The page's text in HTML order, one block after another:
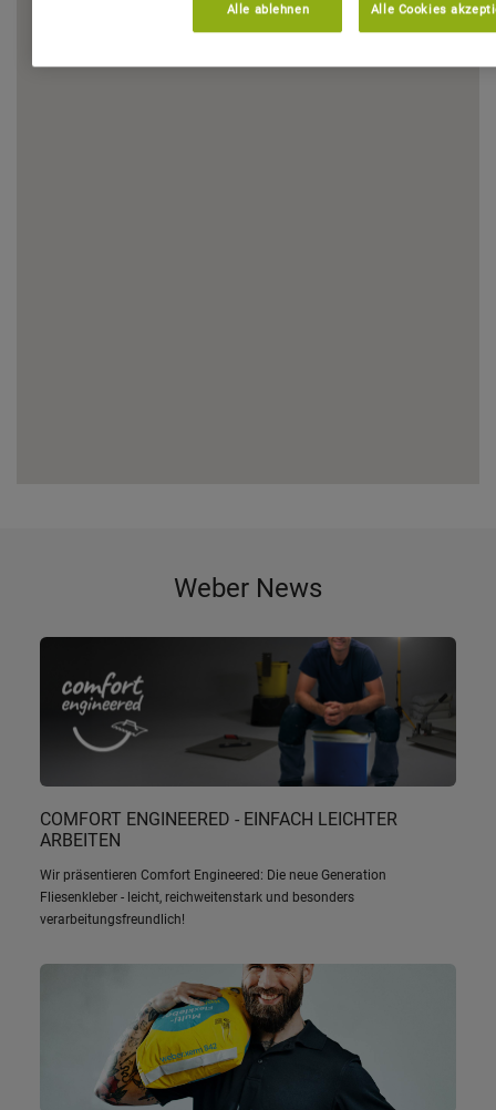
Weber News
COMFORT ENGINEERED - EINFACH LEICHTER
ARBEITEN
Wir präsentieren Comfort Engineered: Die neue Generation
Fliesenkleber - leicht, reichweitenstark und besonders
verarbeitungsfreundlich!
Alle ablehnen Alle Cookies